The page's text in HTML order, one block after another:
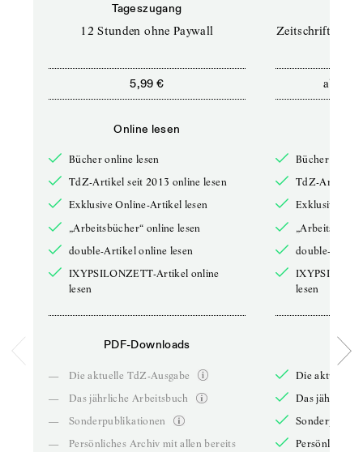
Tageszugang
12 Stunden ohne Paywall
5,99 €
Online lesen
Bücher online lesen
TdZ-Artikel seit 2013 online lesen
Exklusive Online-Artikel lesen
„Arbeitsbücher“ online lesen
double-Artikel online lesen
IXYPSILONZETT-Artikel online
lesen
PDF-Downloads
—
Die aktuelle TdZ-Ausgabe
—
Das jährliche Arbeitsbuch
—
Sonderpublikationen
—
Persönliches Archiv mit allen bereits
Zeitschriften
ab
Bücher online
TdZ-Artikel
Exklusive
double-
lesen
Die aktuelle
Das jährliche
Persönliches